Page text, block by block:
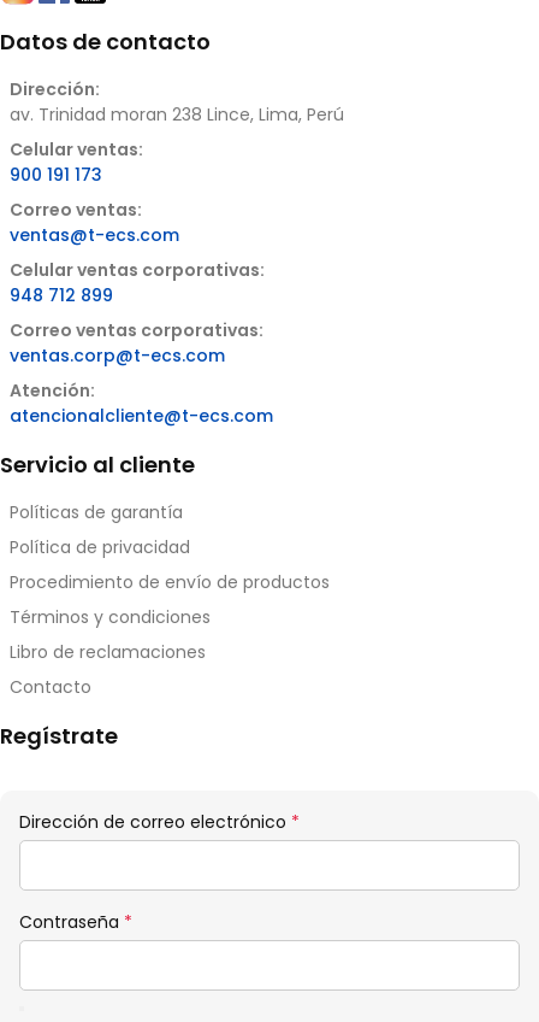
Datos de contacto
Dirección:
av. Trinidad moran 238 Lince, Lima, Perú
Celular ventas:
900 191 173
Correo ventas:
ventas@t-ecs.com
Celular ventas corporativas:
948 712 899
Correo ventas corporativas:
ventas.corp@t-ecs.com
Atención:
atencionalcliente@t-ecs.com
Servicio al cliente
Políticas de garantía
Política de privacidad
Procedimiento de envío de productos
Términos y condiciones
Libro de reclamaciones
Contacto
Regístrate
Dirección de correo electrónico *
Contraseña *